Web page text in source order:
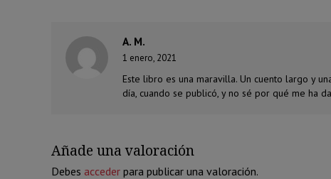
A. M.
1 enero, 2021
Este libro es una maravilla. Un cuento largo y
día, cuando se publicó, y no sé por qué me ha
Añade una valoración
Debes acceder para publicar una valoración.